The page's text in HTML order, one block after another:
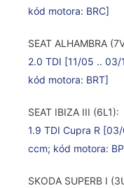
kód motora: BRC]
SEAT ALHAMBRA
2.0 TDI [11/05 .. 03/
kód motora: BRT]
SEAT IBIZA III (6L1):
1.9 TDI Cupra R [03/
ccm; kód motora:
SKODA SUPERB I